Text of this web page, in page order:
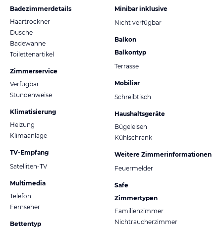
Badezimmerdetails
Haartrockner
Dusche
Badewanne
Toilettenartikel
Zimmerservice
Verfügbar
Stundenweise
Klimatisierung
Heizung
Klimaanlage
TV-Empfang
Satelliten-TV
Multimedia
Telefon
Fernseher
Bettentyp
Minibar inklusive
Nicht verfügbar
Balkon
Balkontyp
Terrasse
Mobiliar
Schreibtisch
Haushaltsgeräte
Bügeleisen
Kühlschrank
Weitere Zimmerinformationen
Feuermelder
Safe
Zimmertypen
Familienzimmer
Nichtraucherzimmer